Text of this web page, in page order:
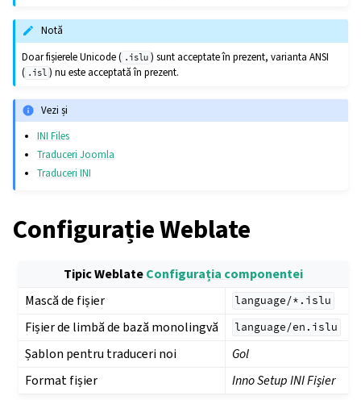
Notă
Doar fișierele Unicode ( .islu ) sunt acceptate în prezent, varianta ANSI
( .isl ) nu este acceptată în prezent.
Vezi și
INI Files
Traduceri Joomla
Traduceri INI
Configurație Weblate
Tipic WeblateConfigurația componentei
Mască de fișier
language/*.islu
Fișier de limbă de bază monolingvă language/en.islu
Șablon pentru traduceri noi
Gol
Format fișier
Inno Setup INI Fișier